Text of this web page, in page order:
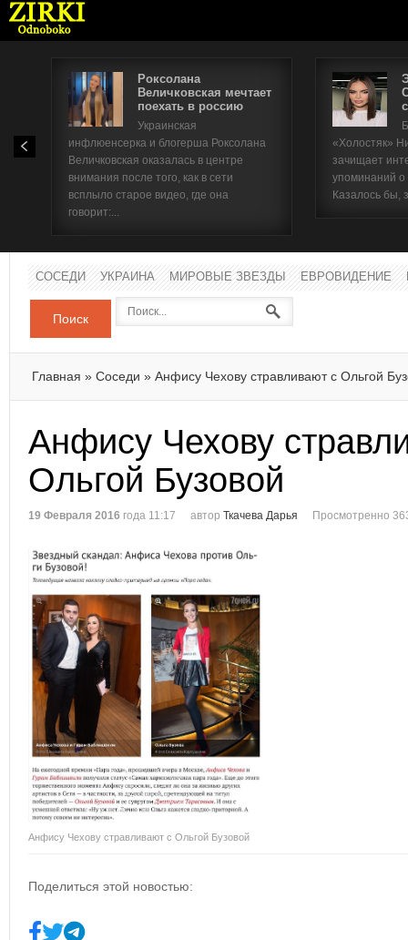
Роксолана
Величковская мечтает
поехать в россию
Украинская
инфлюенсерка и блогерша Роксолана
Величковская оказалась в центре
внимания после того, как в сети
всплыло старое видео, где она
говорит:...
«Холостяк»
зачищает
упоминаний
Казалось бы,
СОСЕДИ УКРАИНА МИРОВЫЕ ЗВЕЗДЫ ЕВРОВИДЕНИЕ
Поиск
Главная » Соседи » Анфису Чехову стравливают с Ольгой
Анфису Чехову
Ольгой Бузовой
19 Февраля 2016 года 11:17 автор Ткачева Дарья Просмотренно
Анфису Чехову стравливают с Ольгой Бузовой
Поделиться этой новостью:
Имя